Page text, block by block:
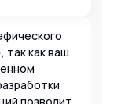
так как ваш
позволит